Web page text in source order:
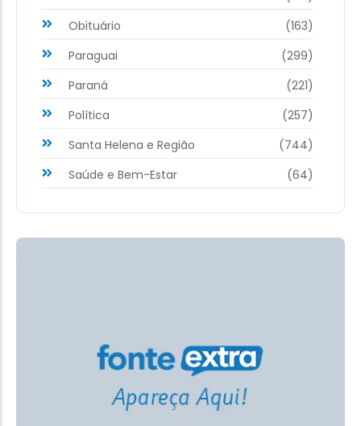
Obituário
(163)
Paraguai
(299)
Paraná
(221)
Política
(257)
Santa Helena e Região
(744)
Saúde e Bem-Estar
(64)